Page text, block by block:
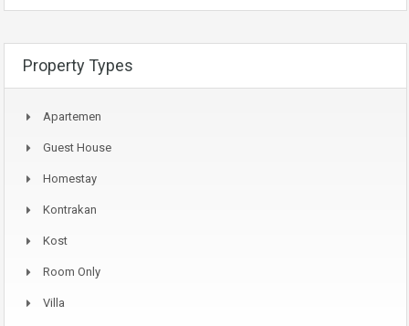
Property Types
Apartemen
Guest House
Homestay
Kontrakan
Kost
Room Only
Villa